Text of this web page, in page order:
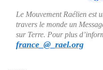
Le Mouvement Raélien est
travers le monde un
sur Terre. Pour plus
france_@_rael.org